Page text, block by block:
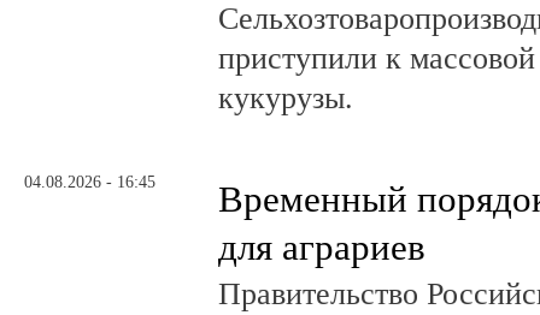
приступили к
кукурузы.
04.08.2026 - 16:45
Временный
для аграриев
Правительство